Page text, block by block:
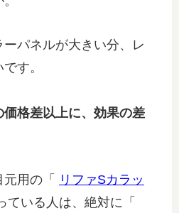
パネルが大きい分、レ
す。
格差以上に、効果の差
用の「
リファSカラッ
ている人は、絶対に「